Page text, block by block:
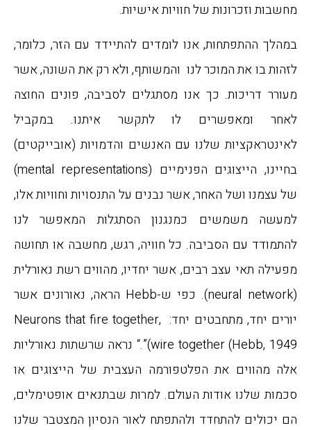
מחשבות וזכרונות של חוויות אישיות.
במהלך ההתפתחות, אנו לומדים להתיידד עם הזר, כלומר,
לזהות בו את המוכר לנו והמשותף, ולא רק את השונה, אשר
מעורר דריכות. כך אנו מסתגלים לסביבה, פונים החוצה
לאחר ומאפשרים לו לתקשר איתנו. במקביל
לאינטראקציות שלנו עם האנשים והדמויות (אובייקטים)
בחיינו, הייצוגים הפנימיים (mental representations)
של עצמנו ושל האחר, אשר נבנים על התנסויות וחוויות אלו,
למעשה משמשים כמנגנון הסתגלות המאפשר לנו
להתמודד עם הסביבה. כל חוויה, רגש, מחשבה או תחושה
מפעילה תאי עצב רבים, אשר יחדיו, מהווים רשת נאורלית
(neural network). כפי ש-Hebb הראה, נאורונים אשר
יורים יחד, מתחבטים יחד: Neurons that fire together,
wire together (Hebb, 1949)”.“ נראה שרשתות נאורליות
אלה מהווים את הפלטפורמה העצבית של הייצוגים או
סכמות שלנו אודות העולם. למרות שבתנאים אופטימלים,
הם יכולים להתחדד ולהתפתח לאור הנסיון המצטבר שלנו